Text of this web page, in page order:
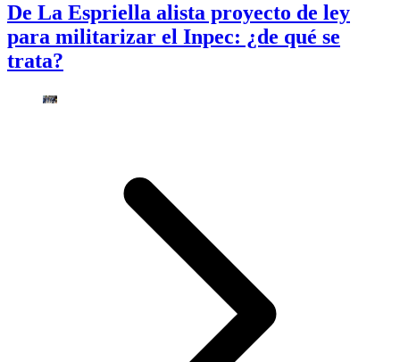
De La Espriella alista proyecto de ley
para militarizar el Inpec: ¿de qué se
trata?